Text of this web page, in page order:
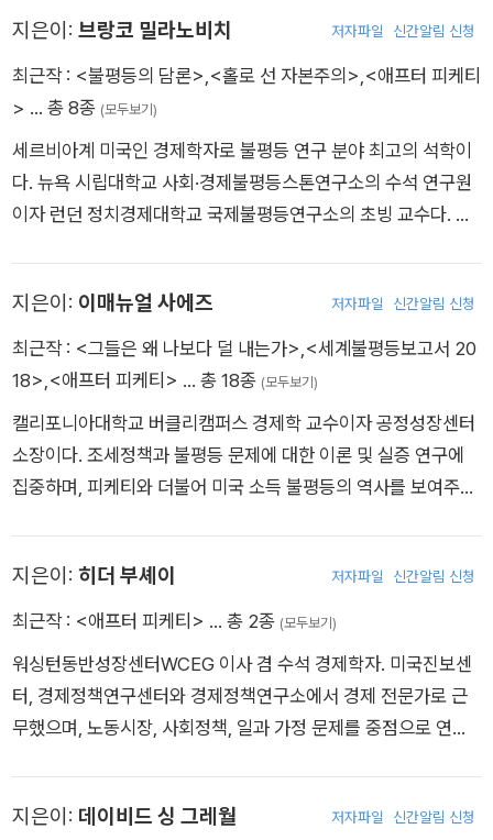
장하는 개도국과 성장의 정체 국면에 있는 선진국이 한곳에서 만
나게 되는 ‘넥스트 컨버전스(Next Convergence)'의 시대가 올
것을 예견한다. 그는 이러한 극적인 변화가 개도국뿐 아니라 전세
50년간 세계경제가 어떻게 발전해갈 것인지, 우리 앞에 놓인 기
회와 위험은 무엇인지에 대한 과감하고도 예리한 통찰을 내놓는
다. 특히 세계경제 지도를 뒤바꿔놓을 거대 중국, 이제 막 중소득
성장과 빛나는 미래에 주목하고 있다. 앞으로 선진국의 소득과 구
조를 향해 발전해가는 신흥경제국과 개도국들이 세계경제 성장
의 핵심으로서 어떤 미래를 이끌어갈지 궁금해하는 이들에게 이
책은 그 선명한 로드맵을 제시할 것이다.
다. 미국 과학아카데미 회장, 영국학술원 연구원, 미국 국가과학
다. 주요 저서로는 《자본 이론과 수익률 Capital Theory and th
e Rate of Return》 《성장 이론: 한 가지 설명 Growth Theory:
An Exposition》 《메이드 인 아메리카: 생산성 회복하기 Made i
n America: Regaining the Productive Edge》 《사회 제도인
노동시장 Labor Market as a Social Institution》 등이 있다.
지은이: 브랑코 밀라노비치 저자파일 신간알림 신청
최근작 : <불평등의 담론> <홀로 선 자본주의> <애프터 피케티
> … 총 8종 (모두보기)
세르비아계 미국인 경제학자로 불평등 연구 분야 최고의 석학이
다. 뉴욕 시립대학교 사회·경제불평등스톤연구소의 수석 연구원
이자 런던 정치경제대학교 국제불평등연구소의 초빙 교수다. 카
사람들의 실질 소득이 얼마나 늘었는지 그래프로 요약한 ‘코끼리
곡선’을 발표해 널리 알려졌다. 『가진 자, 가지지 못한 자』, 『왜 우
리는 불평등해졌는가』, 『홀로 선 자본주의』 등의 책을 펴냈으며,
다수의 논문을 발표했다.
지은이: 이매뉴얼 사에즈 저자파일 신간알림 신청
최근작 : <그들은 왜 나보다 덜 내는가> <세계불평등보고서 20
18> <애프터 피케티> … 총 18종 (모두보기)
캘리포니아대학교 버클리캠퍼스 경제학 교수이자 공정성장센터
소장이다. 조세정책과 불평등 문제에 대한 이론 및 실증 연구에
집중하며, 피케티와 더불어 미국 소득 불평등의 역사를 보여주는
았다. 저서로 《세계불평등보고서 2018》 《애프터 피케티》 《세금
혁명》 등이 있다.
지은이: 히더 부셰이 저자파일 신간알림 신청
최근작 : <애프터 피케티> … 총 2종 (모두보기)
워싱턴동반성장센터WCEG 이사 겸 수석 경제학자. 미국진보센
터, 경제정책연구센터와 경제정책연구소에서 경제 전문가로 근
무했으며, 노동시장, 사회정책, 일과 가정 문제를 중점으로 연구
가 및 행동가’ 중 2위에 올랐다.
지은이: 데이비드 싱 그레월 저자파일 신간알림 신청